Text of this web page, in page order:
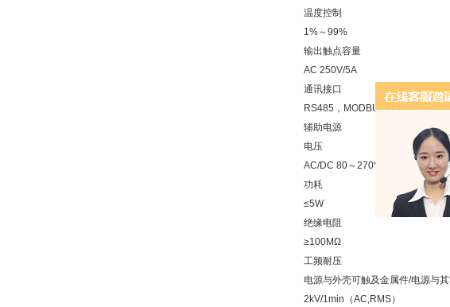
温度控制
1%～99%
输出触点容量
AC 250V/5A
通讯接口
RS485，MODBUS-RTU 协议
辅助电源
电压
AC/DC 80～270V
功耗
≤5W
绝缘电阻
≥100MΩ
工频耐压
电源与外壳可触及金属件/电源与
2kV/1min（AC,RMS）